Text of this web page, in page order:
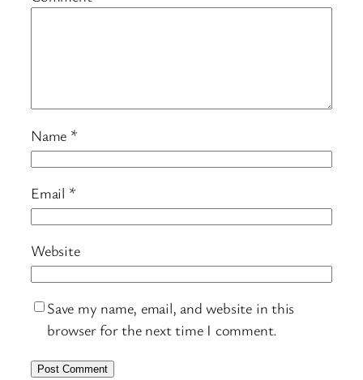
Name *
Email *
Website
Save my name, email, and website in this
browser for the next time I comment.